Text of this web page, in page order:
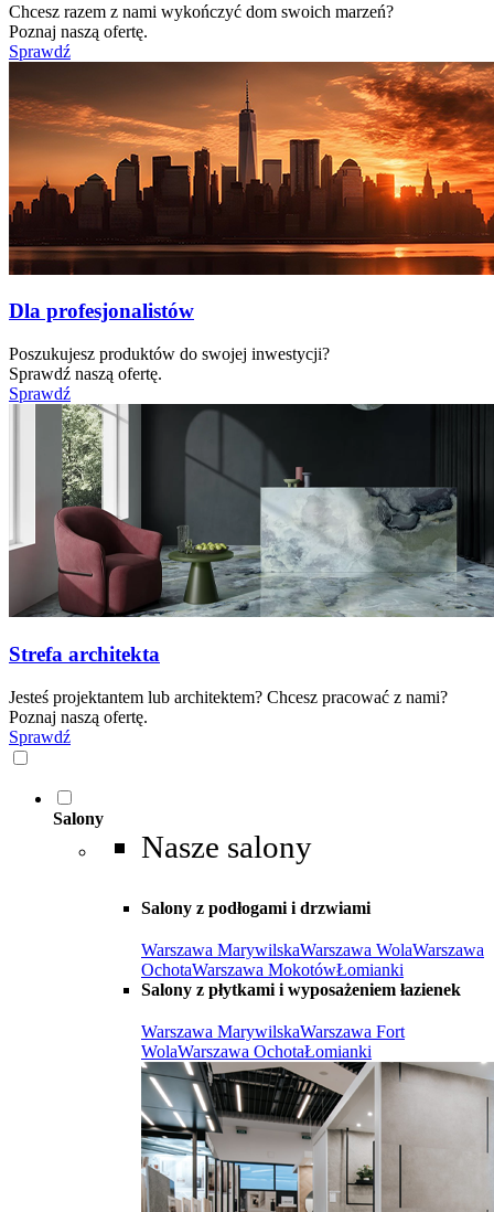
Chcesz razem z nami wykończyć dom swoich marzeń?
Poznaj naszą ofertę.
Sprawdź
Dla profesjonalistów
Poszukujesz produktów do swojej inwestycji?
Sprawdź naszą ofertę.
Sprawdź
Strefa architekta
Jesteś projektantem lub architektem? Chcesz pracować z nami?
Poznaj naszą ofertę.
Sprawdź
Salony
Nasze salony
Salony z podłogami i drzwiami
Warszawa MarywilskaWarszawa WolaWarszawa
OchotaWarszawa MokotówŁomianki
Salony z płytkami i wyposażeniem łazienek
Warszawa MarywilskaWarszawa Fort
WolaWarszawa OchotaŁomianki